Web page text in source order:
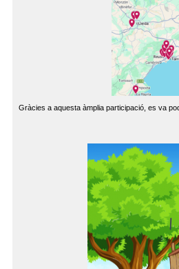
Gràcies a aquesta àmplia participació, es va